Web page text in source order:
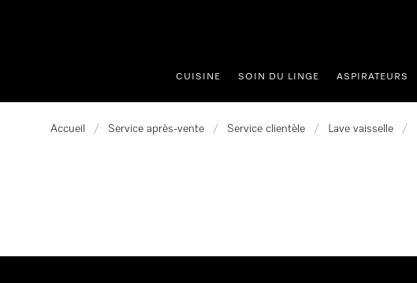
CUISINE SOIN DU LINGE ASPIRATEURS
Accueil / Service après-vente / Service clientèle / Lave vaisselle /